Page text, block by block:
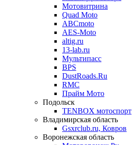
Мотовитрина
Quad Moto
ABCmoto
AES-Moto
altig.ru
13-lab.ru
Мультипасс
BPS
DustRoads.Ru
RMC
Прайм Мото
Подольск
TENBOX мотоспорт
Владимирская область
Gsxrclub.ru, Ковров
Воронежская область